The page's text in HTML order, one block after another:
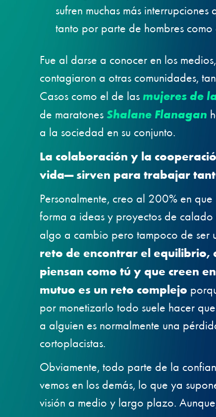
sufren muchas más
tanto por parte de hombres como
Fue al darse a conocer en los
contagiaron a otras comunidades,
Casos como el de las mujeres de
de maratones Shalane Flanagan
a la sociedad en su conjunto.
La colaboración y la
vida— sirven para trabajar
Personalmente, creo al 200% en
forma a ideas y proyectos de
algo a cambio pero tampoco de ser
reto de encontrar el equilibrio,
piensan como tú y que creen
mutuo es un reto complejo
por monetizarlo todo suele hacer
a alguien es normalmente una
cortoplacistas.
Obviamente, todo parte de la
vemos en los demás, lo que ya
visión a medio y largo plazo.